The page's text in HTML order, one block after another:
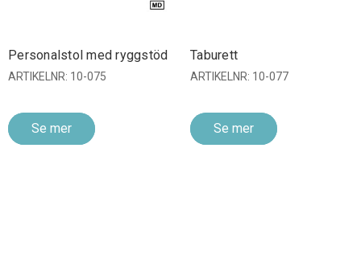
Personalstol med ryggstöd
ARTIKELNR: 10-075
Se mer
Taburett
ARTIKELNR: 10-077
Se mer